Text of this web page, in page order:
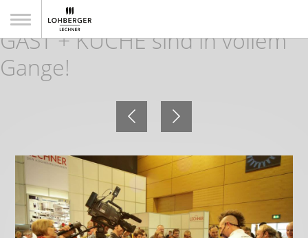
Die Vorbereitungen für die 8.
GAST + KÜCHE sind in vollem
Gange!